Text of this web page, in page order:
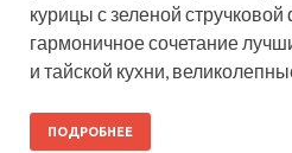
курицы с зеленой
гармоничное сочетание
и тайской кухни,
ПОДРОБНЕЕ